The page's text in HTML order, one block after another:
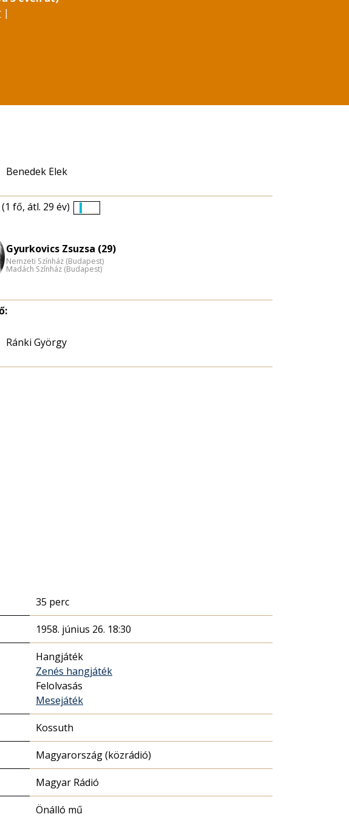
|
Benedek Elek
(1 fő, átl. 29 év)
nagyítása
Gyurkovics Zsuzsa (29)
Nemzeti Színház (Budapest)
Madách Színház (Budapest)
Ránki György
35 perc
1958. június 26. 18:30
Hangjáték
Zenés hangjáték
Felolvasás
Mesejáték
Kossuth
Magyarország (közrádió)
Magyar Rádió
Önálló mű